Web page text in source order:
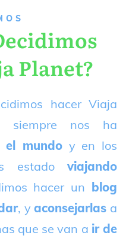
Planet?
hacer Viaja
siempre nos ha
mundoy en los
estado viajando
hacer un blog
, yaconsejarlas a
que se van a ir de